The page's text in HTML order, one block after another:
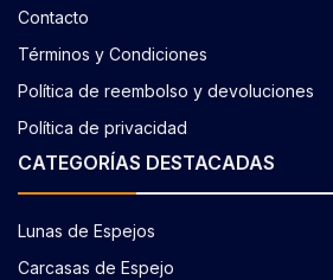
Contacto
Términos y Condiciones
Política de reembolso y devoluciones
Política de privacidad
CATEGORÍAS DESTACADAS
Lunas de Espejos
Carcasas de Espejo